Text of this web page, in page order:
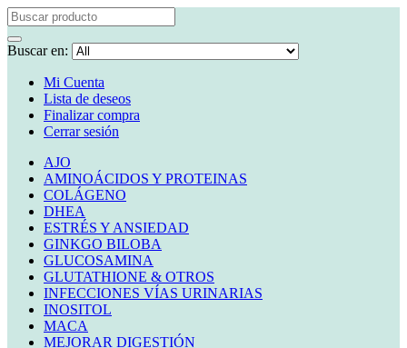
Buscar en:
Mi Cuenta
Lista de deseos
Finalizar compra
Cerrar sesión
AJO
AMINOÁCIDOS Y PROTEINAS
COLÁGENO
DHEA
ESTRÉS Y ANSIEDAD
GINKGO BILOBA
GLUCOSAMINA
GLUTATHIONE & OTROS
INFECCIONES VÍAS URINARIAS
INOSITOL
MACA
MEJORAR DIGESTIÓN